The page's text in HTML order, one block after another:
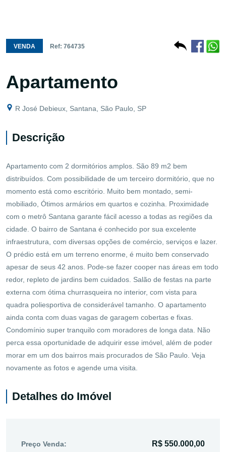
VENDA Ref: 764735
Apartamento
R José Debieux, Santana, São Paulo, SP
Descrição
Apartamento com 2 dormitórios amplos. São 89 m2 bem
distribuídos. Com possibilidade de um terceiro dormitório, que no
momento está como escritório. Muito bem montado, semi-
mobiliado, Ótimos armários em quartos e cozinha. Proximidade
com o metrô Santana garante fácil acesso a todas as regiões da
cidade. O bairro de Santana é conhecido por sua excelente
infraestrutura, com diversas opções de comércio, serviços e lazer.
O prédio está em um terreno enorme, é muito bem conservado
apesar de seus 42 anos. Pode-se fazer cooper nas áreas em todo
redor, repleto de jardins bem cuidados. Salão de festas na parte
externa com ótima churrasqueira no interior, com vista para
quadra poliesportiva de considerável tamanho. O apartamento
ainda conta com duas vagas de garagem cobertas e fixas.
Condomínio super tranquilo com moradores de longa data. Não
perca essa oportunidade de adquirir esse imóvel, além de poder
morar em um dos bairros mais procurados de São Paulo. Veja
novamente as fotos e agende uma visita.
Detalhes do Imóvel
Preço Venda: R$ 550.000,00